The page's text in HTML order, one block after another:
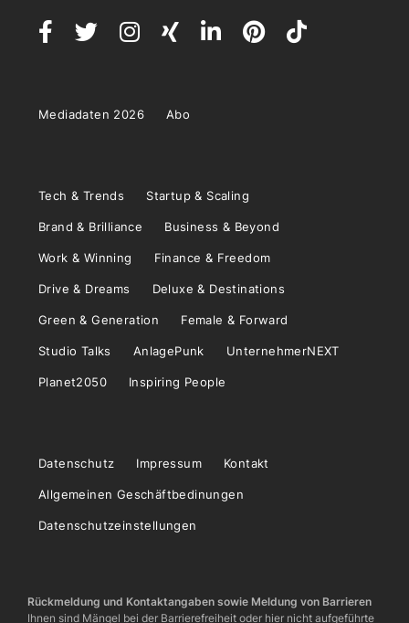
Mediadaten 2026 Abo
Tech & Trends Startup & Scaling
Brand & Brilliance Business & Beyond
Work & Winning Finance & Freedom
Drive & Dreams Deluxe & Destinations
Green & Generation Female & Forward
Studio Talks AnlagePunk UnternehmerNEXT
Planet2050 Inspiring People
Datenschutz Impressum Kontakt
Allgemeinen Geschäftbedinungen
Datenschutzeinstellungen
Rückmeldung und Kontaktangaben sowie Meldung von Barrieren
Ihnen sind Mängel bei der Barrierefreiheit oder hier nicht aufgeführte